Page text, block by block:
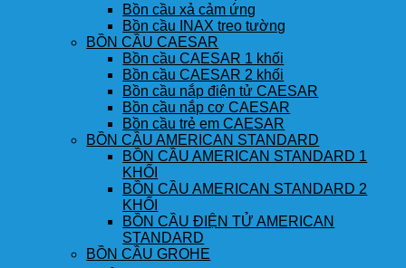
Bồn cầu xả cảm ứng
Bồn cầu INAX treo tường
BỒN CẦU CAESAR
Bồn cầu CAESAR 1 khối
Bồn cầu CAESAR 2 khối
Bồn cầu nắp điện tử CAESAR
Bồn cầu nắp cơ CAESAR
Bồn cầu trẻ em CAESAR
BỒN CẦU AMERICAN STANDARD
BỒN CẦU AMERICAN STANDARD 1
KHỐI
BỒN CẦU AMERICAN STANDARD 2
KHỐI
BỒN CẦU ĐIỆN TỬ AMERICAN
STANDARD
BỒN CẦU GROHE